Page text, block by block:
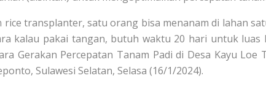
rice transplanter, satu orang bisa menanam di lahan
kalau pakai tangan, butuh waktu 20 hari untuk luas
Gerakan Percepatan Tanam Padi di Desa Kayu Loe
Sulawesi Selatan, Selasa (16/1/2024).